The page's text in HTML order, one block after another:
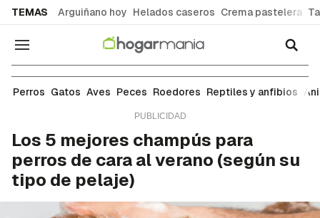
TEMAS Arguiñano hoy Helados caseros Crema pastelera
Navegación
Perros
Perros Gatos Aves Peces Roedores Reptiles y anfibios
Los 5 mejores champús para
perros de cara al verano (según su
tipo de pelaje)